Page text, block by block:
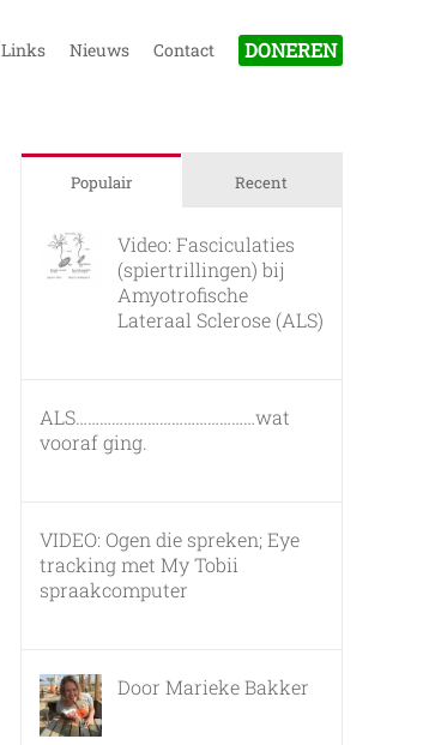
Links Nieuws Contact DONEREN
Populair Recent
Video: Fasciculaties
(spiertrillingen) bij
Amyotrofische
Lateraal Sclerose (ALS)
ALS………………………………………wat
vooraf ging.
VIDEO: Ogen die spreken; Eye
tracking met My Tobii
spraakcomputer
Door Marieke Bakker